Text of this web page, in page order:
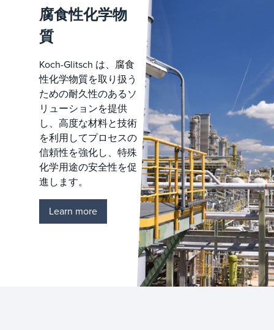
腐食性化学物
質
Koch-Glitsch は、腐食
性化学物質を取り扱う
ための耐久性のあるソ
リューションを提供
し、高度な材料と技術
を利用してプロセスの
信頼性を強化し、特殊
化学用途の安全性を促
進します。
Learn more